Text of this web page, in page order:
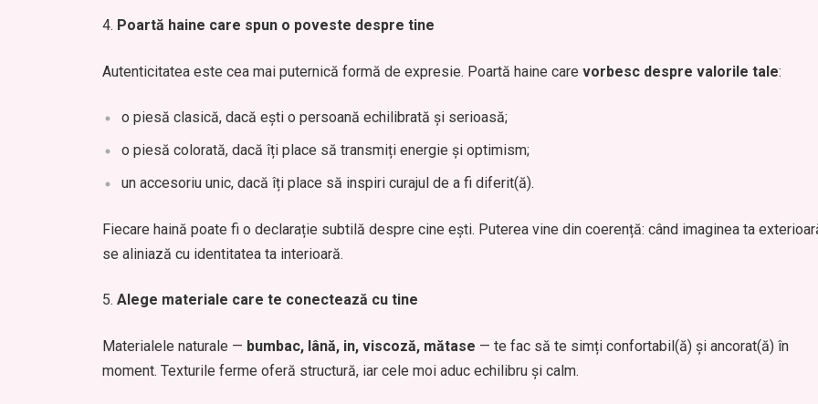
Poartă haine care spun o poveste despre tine
Autenticitatea este cea mai puternică formă de expresie. Poartă haine care vorbesc despre valorile tale:
o piesă clasică, dacă ești o persoană echilibrată și serioasă;
o piesă colorată, dacă îți place să transmiți energie și optimism;
un accesoriu unic, dacă îți place să inspiri curajul de a fi diferit(ă).
Fiecare haină poate fi o declarație subtilă despre cine ești. Puterea vine din coerență: când imaginea ta
se aliniază cu identitatea ta interioară.
Alege materiale care te conectează cu tine
Materialele naturale — bumbac, lână, in, viscoză, mătase — te fac să te simți confortabil(ă) și ancorat(ă) în
moment. Texturile ferme oferă structură, iar cele moi aduc echilibru și calm.